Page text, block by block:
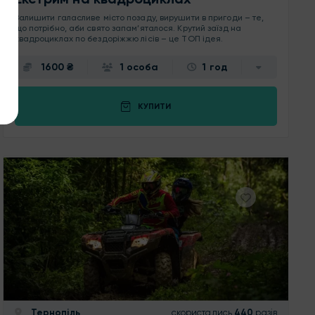
Залишити галасливе місто позаду, вирушити в пригоди – те,
що потрібно, аби свято запам’яталося. Крутий заїзд на
квадроциклах по бездоріжжю лісів – це ТОП ідея.
1600 ₴ 1 особа 1 год
КУПИТИ
Тернопіль скористались 440 разів